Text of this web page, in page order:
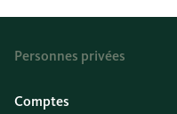
Personnes privées
Comptes